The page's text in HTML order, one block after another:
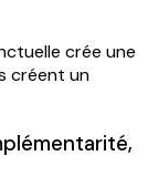
crée une
créent un